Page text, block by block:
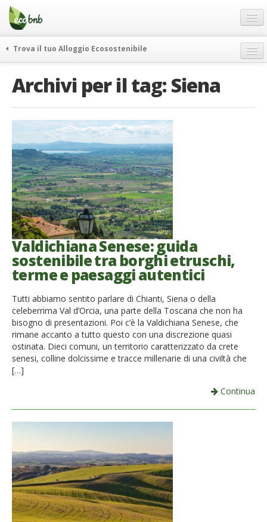
Menu
Salta
contenuto
Offerte Speciali
Regali
FAQ
Partner
Contatti
Italiano
German
English
Spanish
French
Italiano
Trova il tuo Alloggio Ecosostenibile
itinerari
vivere e viaggiare verde
news ed eventi
ecohotel
rassegna stampa
Archivi per il tag:Siena
Valdichiana Senese: guida
sostenibile tra borghi etruschi,
terme e paesaggi autentici
Tutti abbiamo sentito parlare di Chianti, Siena o della
celeberrima Val d’Orcia, una parte della Toscana che non ha
bisogno di presentazioni. Poi c’è la Valdichiana Senese, che
rimane accanto a tutto questo con una discrezione quasi
ostinata. Dieci comuni, un territorio caratterizzato da crete
senesi, colline dolcissime e tracce millenarie di una civiltà che
[…]
Continua